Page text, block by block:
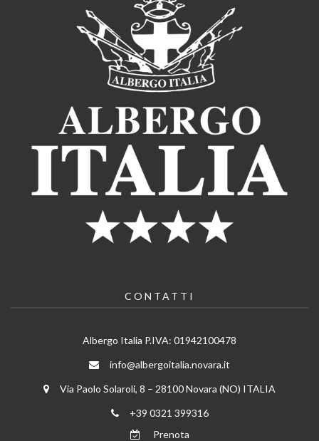
CONTATTI
Albergo Italia P.IVA: 01942100478
info@albergoitalia.novara.it
Via Paolo Solaroli, 8 – 28100 Novara (NO) ITALIA
+39 0321 399316
Prenota